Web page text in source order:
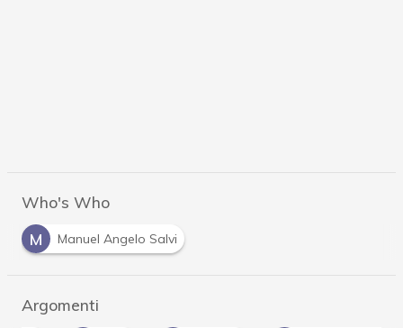
Who's Who
M
Manuel Angelo Salvi
Argomenti